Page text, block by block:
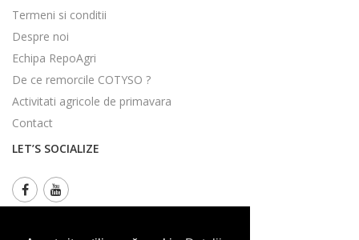
Termeni si conditii
Despre noi
Echipa RepoAgri
De ce remorcile COTYSO ?
Activitati agricole de primavara
Contact
LET’S SOCIALIZE